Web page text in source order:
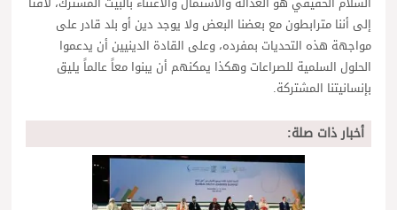
إلى أننا مترابطون مع بعضنا البعض ولا يوجد دين أو بلد قادر على
مواجهة هذه التحديات بمفرده، وعلى القادة الدينيين أن يدعموا
الحلول السلمية للصراعات وهكذا يمكنهم أن يبنوا معاً عالماً يليق
بإنسانيتنا المشتركة.
أخبار ذات صلة: